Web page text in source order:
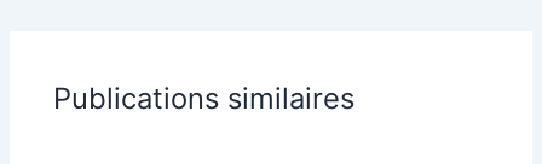
Publications similaires